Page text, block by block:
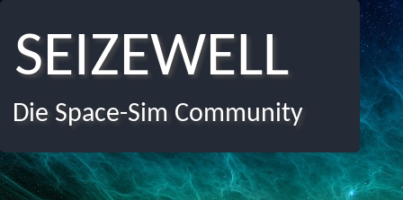
SEIZEWELL
Die Space-Sim Community